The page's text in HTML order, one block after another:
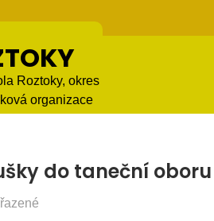
Roztoky, okres
organizace
do taneční oboru